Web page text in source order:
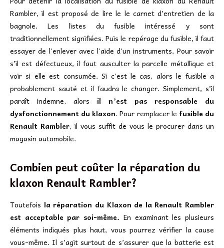
Rambler, il est proposé de lire le le carnet d’entretien de la
bagnole. Les listes du fusible intéressé y sont
traditionnellement signifiées. Puis le repérage du fusible, il faut
essayer de l’enlever avec l’aide d’un instruments. Pour savoir
s’il est défectueux, il faut ausculter la parcelle métallique et
voir si elle est consumée. Si c’est le cas, alors le fusible a
probablement sauté et il faudra le changer. Simplement, s’il
paraît indemne, alors il n’est pas responsable du
dysfonctionnement du klaxon. Pour remplacer le fusible du
Renault Rambler, il vous suffit de vous le procurer dans un
magasin automobile.
Combien peut coûter la réparation du
klaxon Renault Rambler?
Toutefois la réparation du Klaxon de la Renault Rambler
est acceptable par soi-même. En examinant les plusieurs
éléments indiqués plus haut, vous pourrez vérifier la cause
vous-même. Il s’agit surtout de s’assurer que la batterie est